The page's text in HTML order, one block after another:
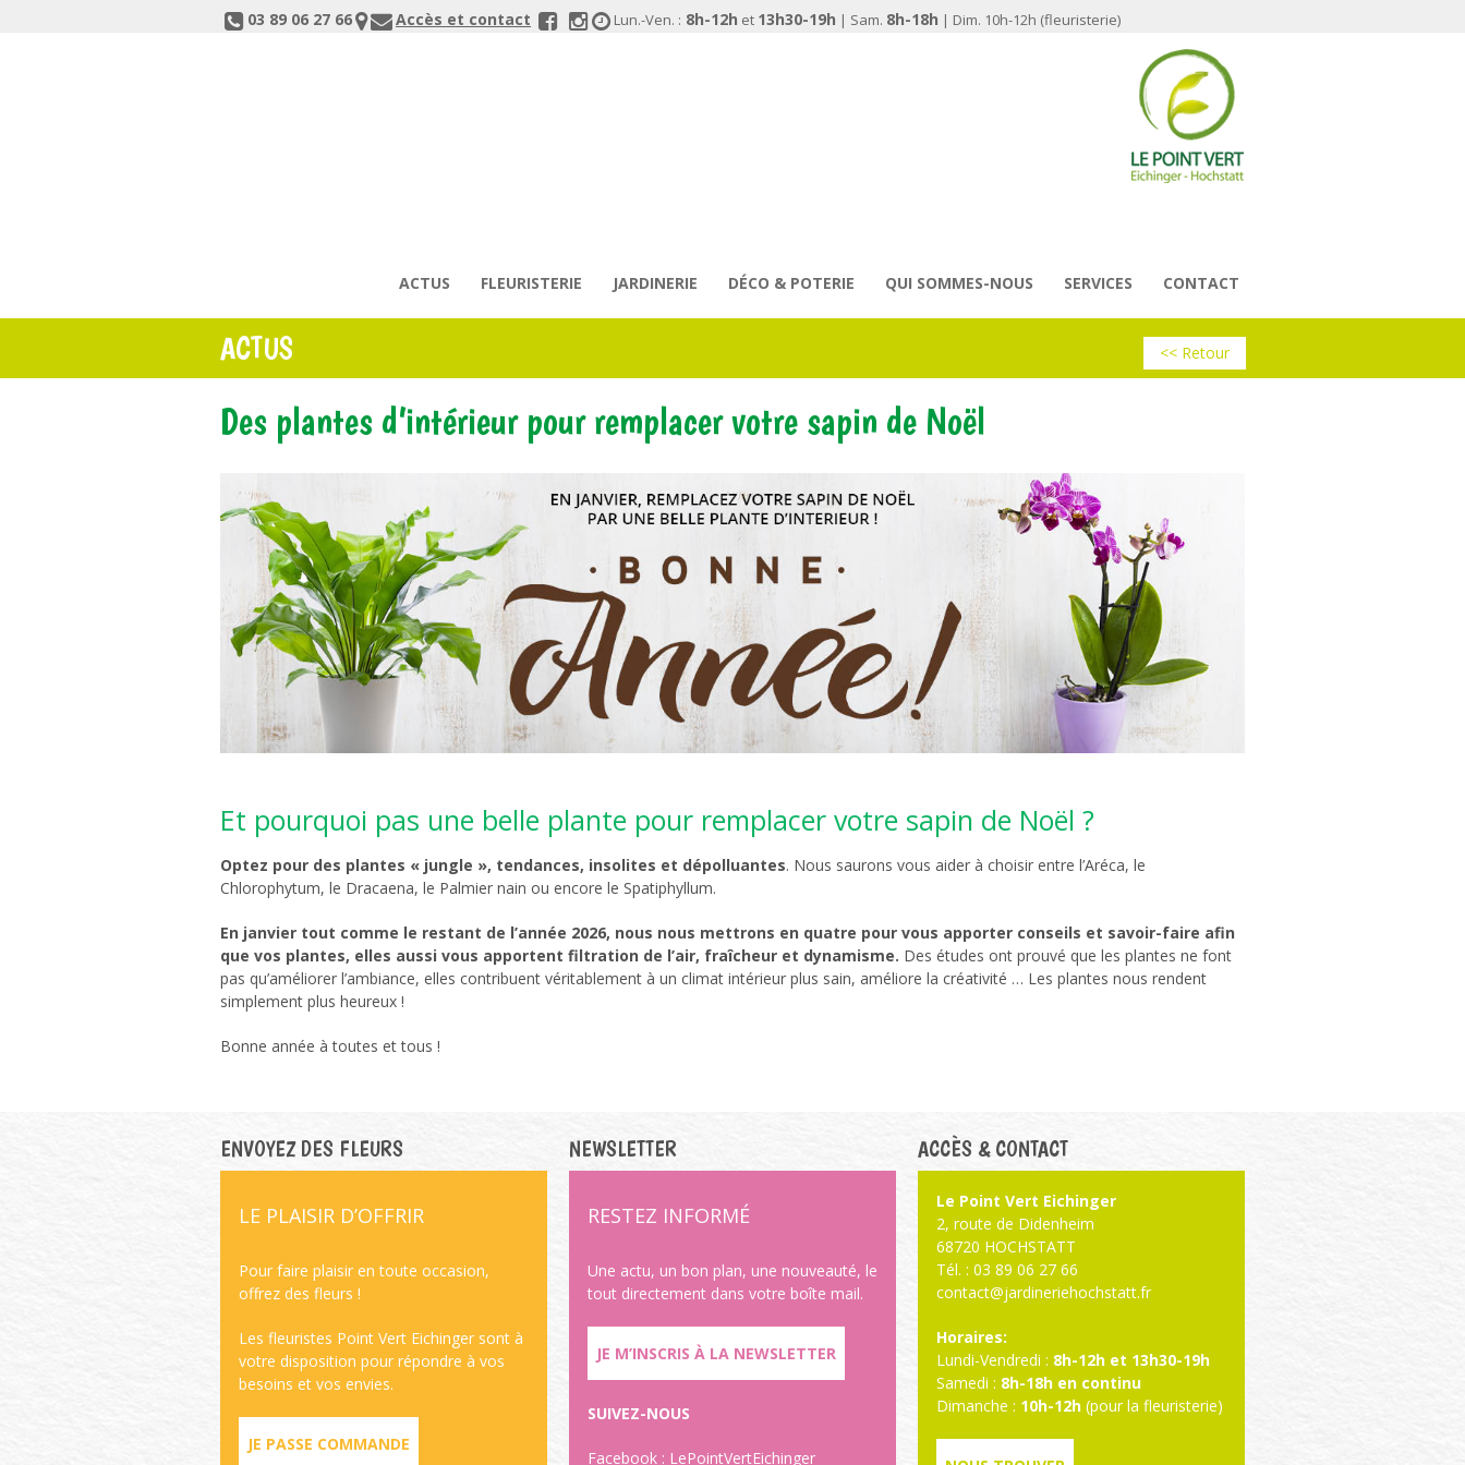
03 89 06 27 66 Accès et contact Lun.-Ven. : 8h-12h et 13h30-19h | Sam. 8h-18h | Dim. 10h-12h (fleuristerie)
ACTUS FLEURISTERIE JARDINERIE DÉCO & POTERIE QUI SOMMES-NOUS SERVICES CONTACT
ACTUS
Des plantes d’intérieur pour remplacer votre sapin de Noël
<< Retour
Et pourquoi pas une belle plante pour remplacer votre sapin de Noël ?
Optez pour des plantes « jungle », tendances, insolites et dépolluantes. Nous saurons vous aider à choisir entre l’Aréca, le
Chlorophytum, le Dracaena, le Palmier nain ou encore le Spatiphyllum.
En janvier tout comme le restant de l’année 2026, nous nous mettrons en quatre pour vous apporter conseils et savoir-faire afin
que vos plantes, elles aussi vous apportent filtration de l’air, fraîcheur et dynamisme. Des études ont prouvé que les plantes ne font
pas qu’améliorer l’ambiance, elles contribuent véritablement à un climat intérieur plus sain, améliore la créativité … Les plantes nous rendent
simplement plus heureux !
Bonne année à toutes et tous !
ENVOYEZ DES FLEURS
LE PLAISIR D’OFFRIR
Pour faire plaisir en toute occasion,
offrez des fleurs !
Les fleuristes Point Vert Eichinger sont à
votre disposition pour répondre à vos
besoins et vos envies.
JE PASSE COMMANDE
NEWSLETTER
RESTEZ INFORMÉ
Une actu, un bon plan, une nouveauté, le
tout directement dans votre boîte mail.
JE M’INSCRIS À LA NEWSLETTER
SUIVEZ-NOUS
Facebook : LePointVertEichinger
ACCÈS & CONTACT
Le Point Vert Eichinger
2, route de Didenheim
68720 HOCHSTATT
Tél. : 03 89 06 27 66
contact@jardineriehochstatt.fr
Horaires:
Lundi-Vendredi : 8h-12h et 13h30-19h
Samedi : 8h-18h en continu
Dimanche : 10h-12h (pour la fleuristerie)